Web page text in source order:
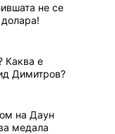
не се
Каква е
Димитров?
на Даун
медала